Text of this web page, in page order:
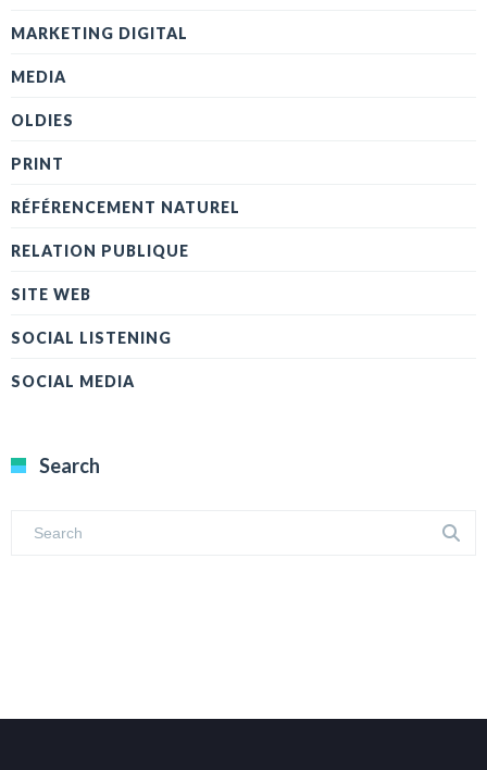
MARKETING DIGITAL
MEDIA
OLDIES
PRINT
RÉFÉRENCEMENT NATUREL
RELATION PUBLIQUE
SITE WEB
SOCIAL LISTENING
SOCIAL MEDIA
Search